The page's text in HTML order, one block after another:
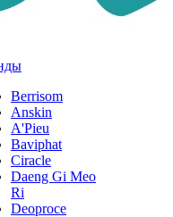
Berrisom
Anskin
A'Pieu
Baviphat
Ciracle
Daeng Gi Meo
Ri
Deoproce